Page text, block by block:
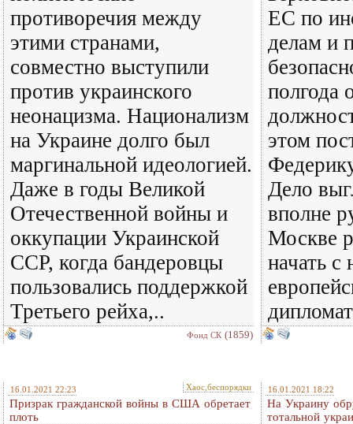
противоречия между
этими странами,
совместно выступили
против украинского
неонацизма. Национализм
на Украине долго был
маргинальной идеологией.
Даже в годы Великой
Отечественной войны и
оккупации Украинской
ССР, когда бандеровцы
пользовались поддержкой
Третьего рейха,..
Фонд СК (1859)
ЕС по
делам и
полгода
этом
Дело
вполне
Москве
начать с
16.01.2021 22:23 Хаос,беспорядки
Призрак гражданской войны в США обретает
плоть
16.01.2021 18:22
На Украину
тотальной